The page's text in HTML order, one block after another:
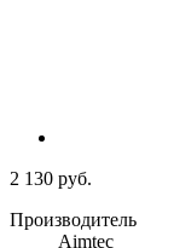
2 130 руб.
Производитель
Aimtec